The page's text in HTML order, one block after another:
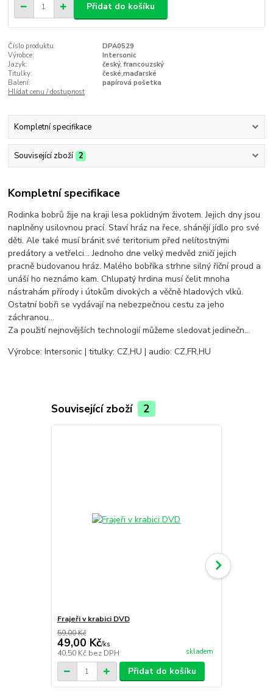
Přidat do košíku
Číslo produktu:
DPA0529
Výrobce:
Intersonic
Jazyk:
český, francouzský
Titulky:
české,maďarské
Balení:
papírová pošetka
Hlídat cenu / dostupnost
Kompletní specifikace
Související zboží 2
Kompletní specifikace
Rodinka bobrů žije na kraji lesa poklidným životem. Jejich dny jsou
naplněny usilovnou prací. Staví hráz na řece, shánějí jídlo pro své
děti. Ale také musí bránit své teritorium před nelítostnými
predátory a vetřelci… Jednoho dne velký medvěd zničí jejich
pracně budovanou hráz. Malého bobříka strhne silný říční proud a
unáší ho neznámo kam. Chlupatý hrdina musí čelit mnoha
nástrahám přírody i útokům divokých a věčně hladových vlků.
Ostatní bobři se vydávají na nebezpečnou cestu za jeho
záchranou…
Za použití nejnovějších technologií můžeme sledovat jedinečn…
Výrobce: Intersonic | titulky: CZ,HU | audio: CZ,FR,HU
Související zboží 2
Frajeři v krabici DVD
59,00 Kč
49,00 Kč/ks
40,50 Kč bez DPH skladem
Přidat do košíku